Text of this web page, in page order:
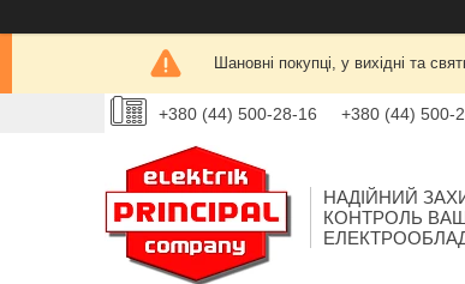
Шановні покупці, у вихідні та
+380 (44) 500-28-16 +380 (44) 500-
НАДІЙНИЙ
КОНТРОЛЬ